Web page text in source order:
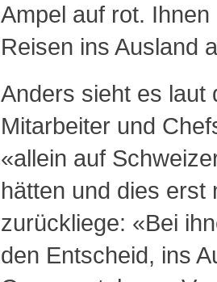
Ampel auf rot.
Reisen ins Ausland
Anders sieht es laut
Mitarbeiter und
«allein auf
hätten und dies erst
zurückliege: «Bei
den Entscheid, ins